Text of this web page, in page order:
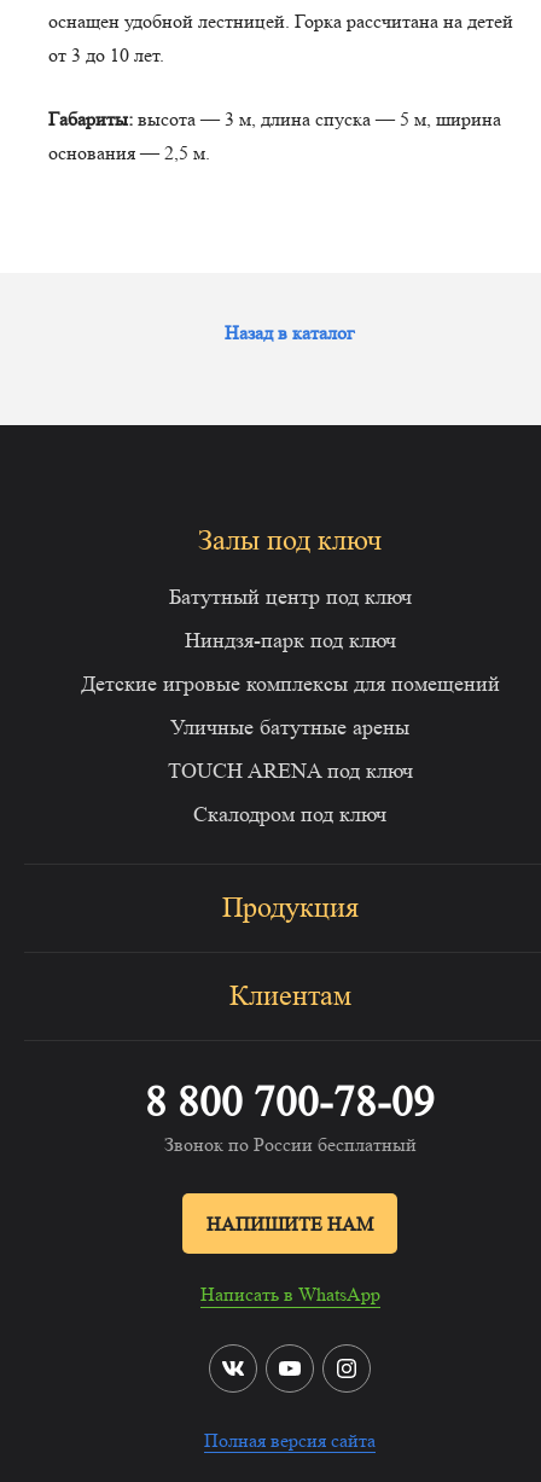
оснащен удобной лестницей. Горка рассчитана на детей
от 3 до 10 лет.
Габариты: высота — 3 м, длина спуска — 5 м, ширина
основания — 2,5 м.
Назад в каталог
8 800 700-78-09
Звонок по России бесплатный
НАПИШИТЕ НАМ
Написать в WhatsApp
Полная версия сайта
Залы под ключ
Батутный центр под ключ
Ниндзя-парк под ключ
Детские игровые комплексы для помещений
Уличные батутные арены
TOUCH ARENA под ключ
Скалодром под ключ
Продукция
Клиентам